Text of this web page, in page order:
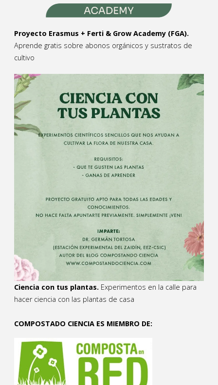
Proyecto Erasmus + Ferti & Grow Academy (FGA).
Aprende gratis sobre abonos orgánicos y sustratos de
cultivo
Ciencia con tus plantas. Experimentos en la calle para
hacer ciencia con las plantas de casa
COMPOSTADO CIENCIA ES MIEMBRO DE: